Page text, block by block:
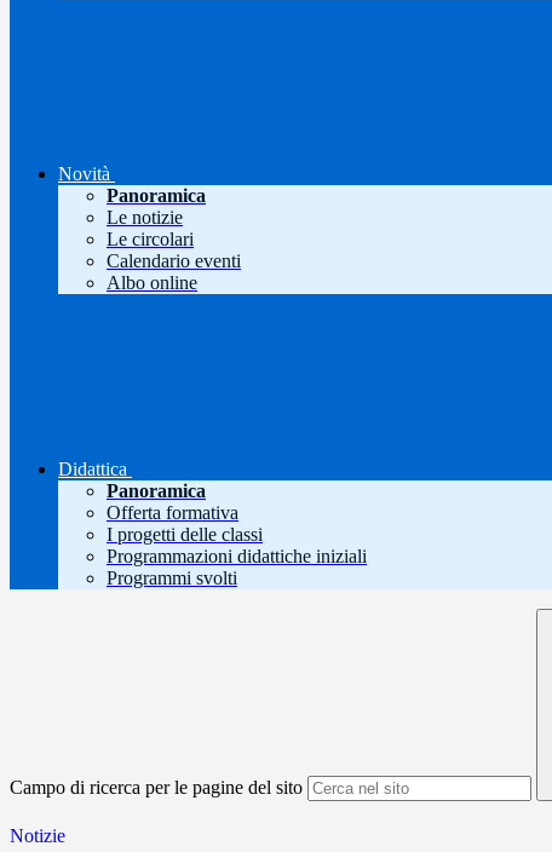
Novità
Panoramica
Le notizie
Le circolari
Calendario eventi
Albo online
Didattica
Panoramica
Offerta formativa
I progetti delle classi
Programmazioni didattiche iniziali
Programmi svolti
Campo di ricerca per le pagine del sito
Notizie